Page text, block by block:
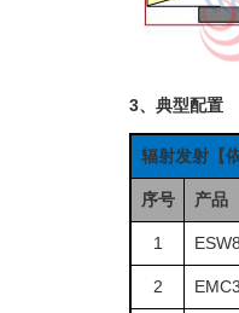
3、典型配置
辐射发射【
序号 产品
1 ESW8
2